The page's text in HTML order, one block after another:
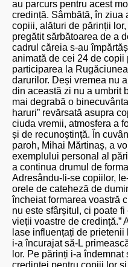
au parcurs pentru acest
credință. Sâmbătă, în ziua
copiii, alături de părinții
pregătit sărbătoarea de a
cadrul căreia s-au
animată de cei 24 de copii
participarea la
darurilor. Deși vremea nu
din această zi nu a umbrit
mai degrabă o
haruri” revărsată asupra
ciuda vremii, atmosfera a
și de recunoștință. În
paroh, Mihai Mărtinaș, a
exemplului personal al
a continua drumul de
Adresându-li-se copiilor,
orele de cateheză de
încheiat formarea voastră
nu este sfârșitul, ci poate
vieții voastre de credință.”
lase influențați de
i-a încurajat să-L
lor. Pe părinți i-a
credinței pentru copiii lor